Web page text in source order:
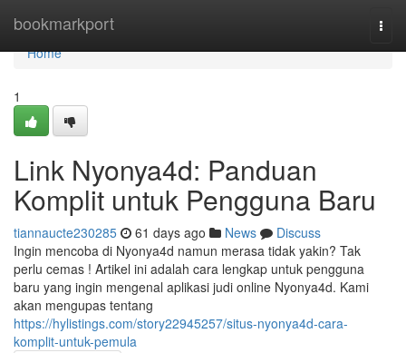
bookmarkport
Home
Home
1
Link Nyonya4d: Panduan
Komplit untuk Pengguna Baru
tiannaucte230285 61 days ago News
Discuss
Ingin mencoba di Nyonya4d namun merasa tidak yakin? Tak
perlu cemas ! Artikel ini adalah cara lengkap untuk pengguna
baru yang ingin mengenal aplikasi judi online Nyonya4d. Kami
akan mengupas tentang
https://hylistings.com/story22945257/situs-nyonya4d-cara-
komplit-untuk-pemula